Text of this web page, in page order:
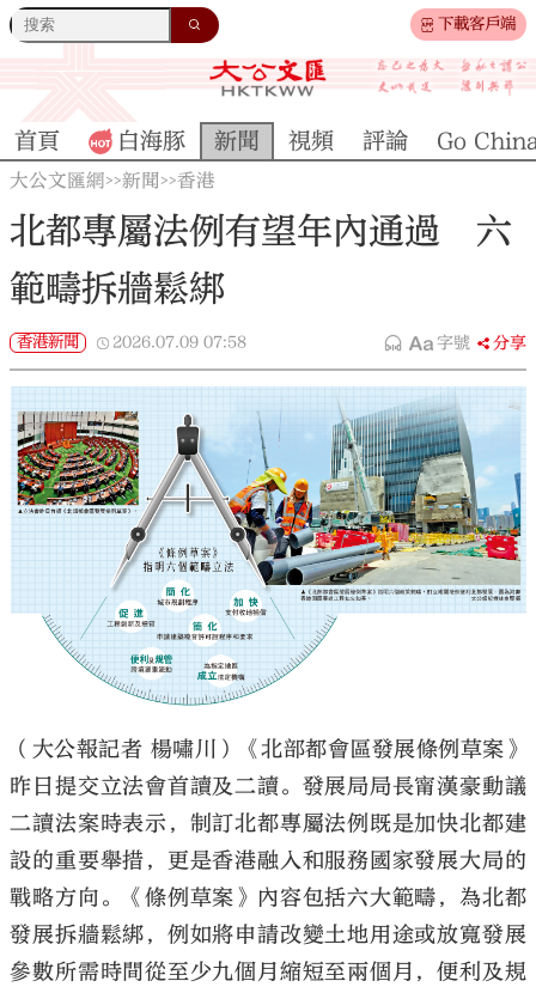
下載客戶端
大公文匯
首頁 白海豚 新聞 視頻 評論 Go
大公文匯網>>新聞>>香港
北都專屬法例有望年內通過 六
範疇拆牆鬆綁
香港新聞 2026.07.09 07:58 字號 分享
（大公報記者 楊嘯川）《北部都會區發展條例草案》
昨日提交立法會首讀及二讀。發展局局長甯漢豪動議
二讀法案時表示，制訂北都專屬法例既是加快北都建
設的重要舉措，更是香港融入和服務國家發展大局的
戰略方向。《條例草案》內容包括六大範疇，為北都
發展拆牆鬆綁，例如將申請改變土地用途或放寬發展
參數所需時間從至少九個月縮短至兩個月，便利及規